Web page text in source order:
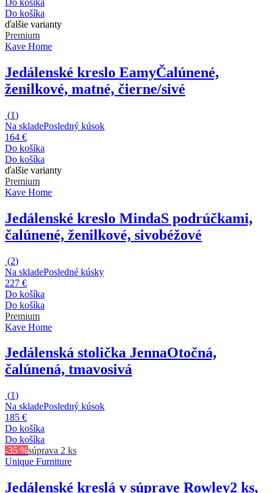
Do košíka
Do košíka
ďalšie varianty
Premium
Kave Home
Jedálenské kreslo EamyČalúnené,
ženilkové, matné, čierne/sivé
(1)
Na skladePosledný kúsok
164 €
Do košíka
Do košíka
ďalšie varianty
Premium
Kave Home
Jedálenské kreslo MindaS podrúčkami,
čalúnené, ženilkové, sivobéžové
(2)
Na skladePosledné kúsky
227 €
Do košíka
Do košíka
Premium
Kave Home
Jedálenská stolička JennaOtočná,
čalúnená, tmavosivá
(1)
Na skladePosledný kúsok
185 €
Do košíka
Do košíka
-35 %súprava 2 ks
Unique Furniture
Jedálenské kreslá v súprave Rowley2 ks,